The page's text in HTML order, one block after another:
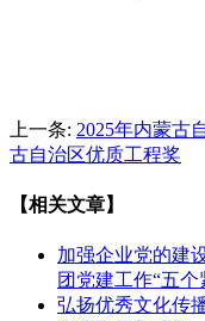
上一条: 2025年内蒙古
古自治区优质工程奖
【相关文章】
加强企业党的建
团党建工作“五
弘扬优秀文化传